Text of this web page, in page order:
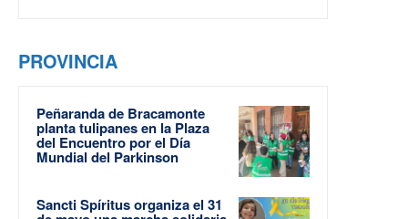
PROVINCIA
Peñaranda de Bracamonte
planta tulipanes en la Plaza
del Encuentro por el Día
Mundial del Parkinson
Sancti Spíritus organiza el 31